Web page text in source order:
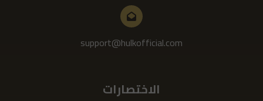
support@hulkofficial.com
الاختصارات